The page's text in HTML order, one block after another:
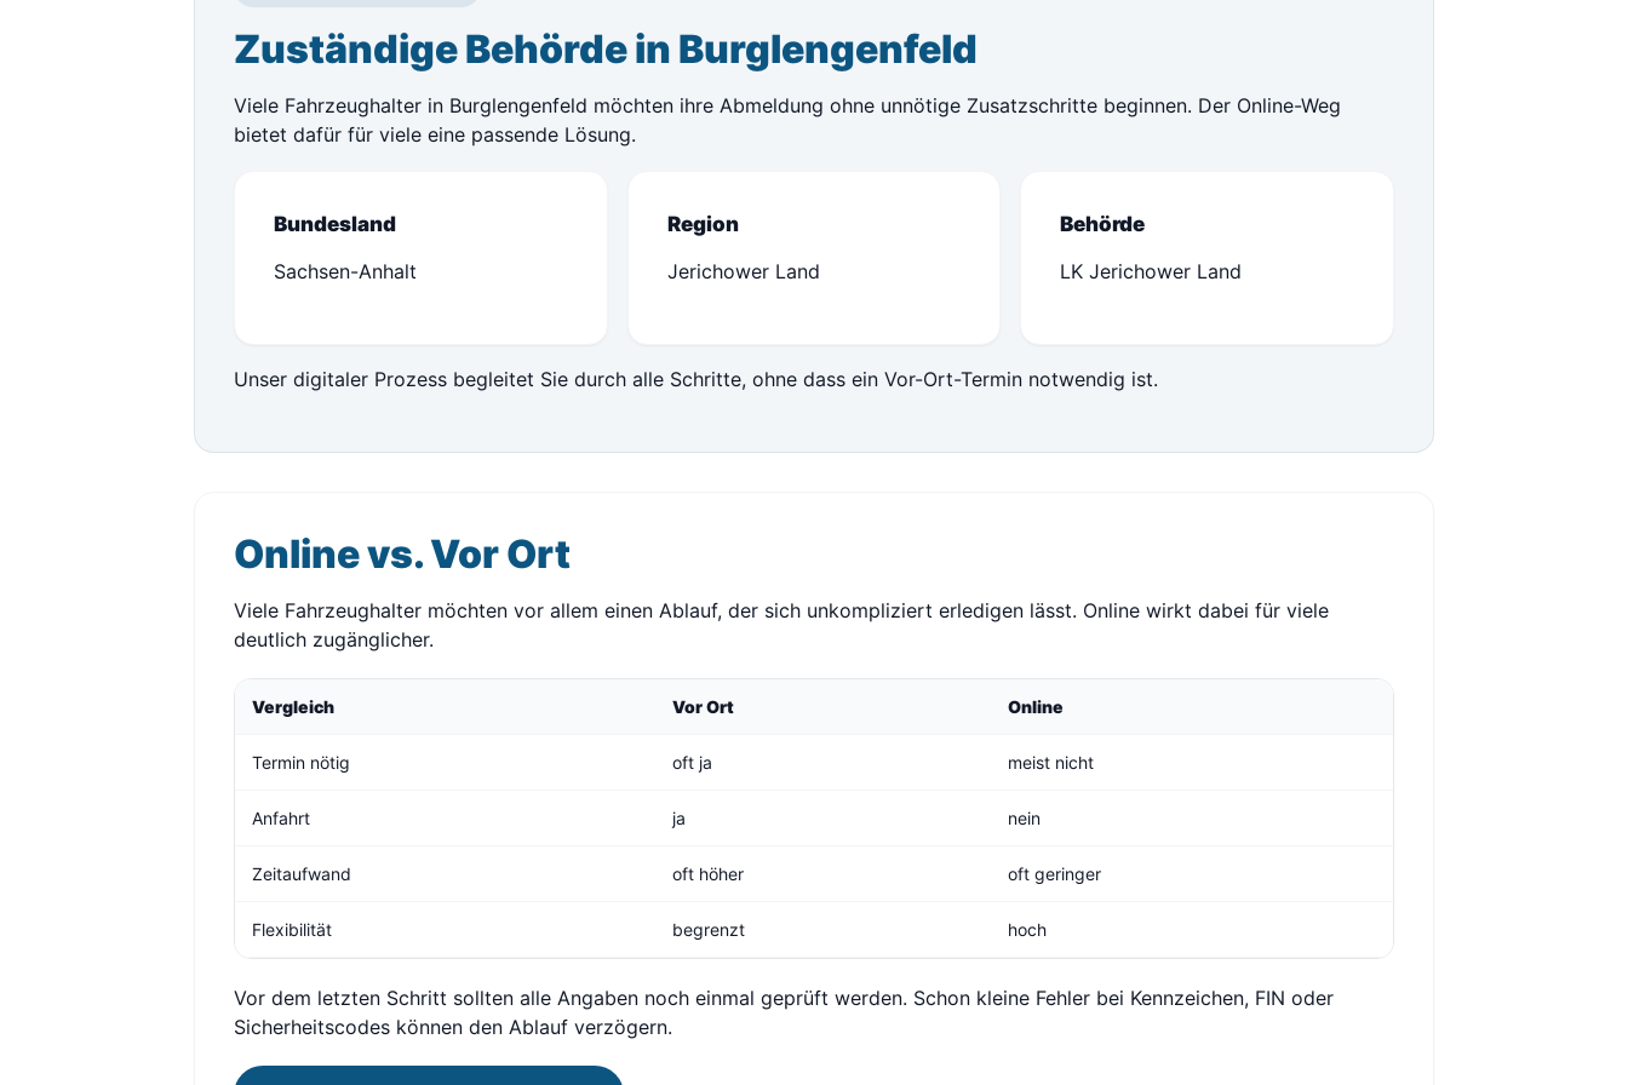
Zuständige Behörde in Burglengenfeld
Viele Fahrzeughalter in Burglengenfeld möchten ihre Abmeldung ohne unnötige Zusatzschritte beginnen. Der Online-Weg
bietet dafür für viele eine passende Lösung.
Bundesland
Sachsen-Anhalt
Region
Jerichower Land
Behörde
LK Jerichower Land
Unser digitaler Prozess begleitet Sie durch alle Schritte, ohne dass ein Vor-Ort-Termin notwendig ist.
Online vs. Vor Ort
Viele Fahrzeughalter möchten vor allem einen Ablauf, der sich unkompliziert erledigen lässt. Online wirkt dabei für viele
deutlich zugänglicher.
Vergleich Vor Ort Online
Termin nötig oft ja meist nicht
Anfahrt ja nein
Zeitaufwand oft höher oft geringer
Flexibilität begrenzt hoch
Vor dem letzten Schritt sollten alle Angaben noch einmal geprüft werden. Schon kleine Fehler bei Kennzeichen, FIN oder
Sicherheitscodes können den Ablauf verzögern.